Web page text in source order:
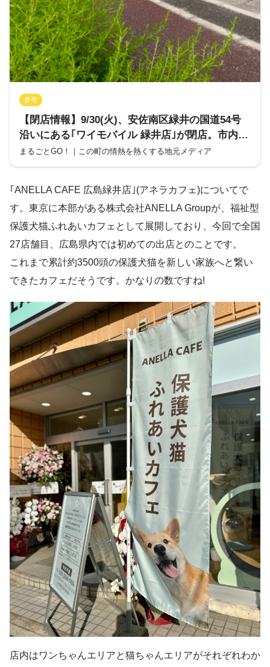
参考
【閉店情報】9/30(火)、安佐南区緑井の国道54号
沿いにある｢ワイモバイル 緑井店｣が閉店。市内唯
一のワイモバ単独店(たぶん!?)。いままでありが
とうございました。
まるごとGO！｜この町の情熱を熱くする地元メディア
｢ANELLA CAFE 広島緑井店｣(アネラカフェ)についてで
す。東京に本部がある株式会社ANELLA Groupが、福祉型
保護犬猫ふれあいカフェとして展開しており、今回で全国
27店舗目、広島県内では初めての出店とのことです。
これまで累計約3500頭の保護犬猫を新しい家族へと繋い
できたカフェだそうです。かなりの数ですね!
店内はワンちゃんエリアと猫ちゃんエリアがそれぞれわか